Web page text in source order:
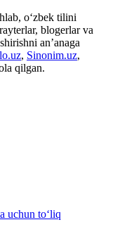
o‘zbek tilini
blogerlar va
an’anaga
, Sinonim.uz,
qilgan.
uchun to‘liq